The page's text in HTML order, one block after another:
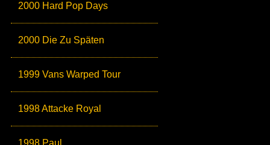
2000 Hard Pop Days
2000 Die Zu Späten
1999 Vans Warped Tour
1998 Attacke Royal